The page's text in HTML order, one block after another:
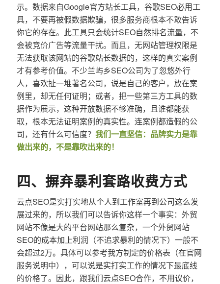
示。数据来自Google官方站长工具，谷歌SEO必用工
具，不要再被假数据欺骗，很多服务商根本不敢告诉
你它的存在。此工具只会统计SEO自然排名流量，不
会被竞价广告等流量干扰。而且，无网站管理权限是
无法获取该网站的谷歌站长数据的，这样的真实案例
才有参考价值。不少兰屿乡SEO公司为了忽悠外行
人，喜欢扯一堆著名公司，说是自己的客户，放在案
例里，却无任何证明；或者，把一些第三方工具的数
据作为展示，这种开放数据不够准确，且谁都能获
取，根本无法证明案例的真实性。连案例都造假的公
司，还有什么可信度？ 我们一直坚信：品牌实力是靠
做出来的，不是靠吹出来的！
四、摒弃暴利套路收费方式
云点SEO是实打实地从个人到工作室再到公司这么发
展过来的，所以我们可以告诉你这样一个事实：外贸
网站不像是大的平台网站那么复杂，一个外贸网站
SEO的成本加上利润（不追求暴利的情况下）一般不
会超过2万。具体可以参考我方制定的价格表（在官网
服务说明中），可以说是实打实工作的情况下最底线
的价格了。因此，跟我们云点SEO合作，不用议价，